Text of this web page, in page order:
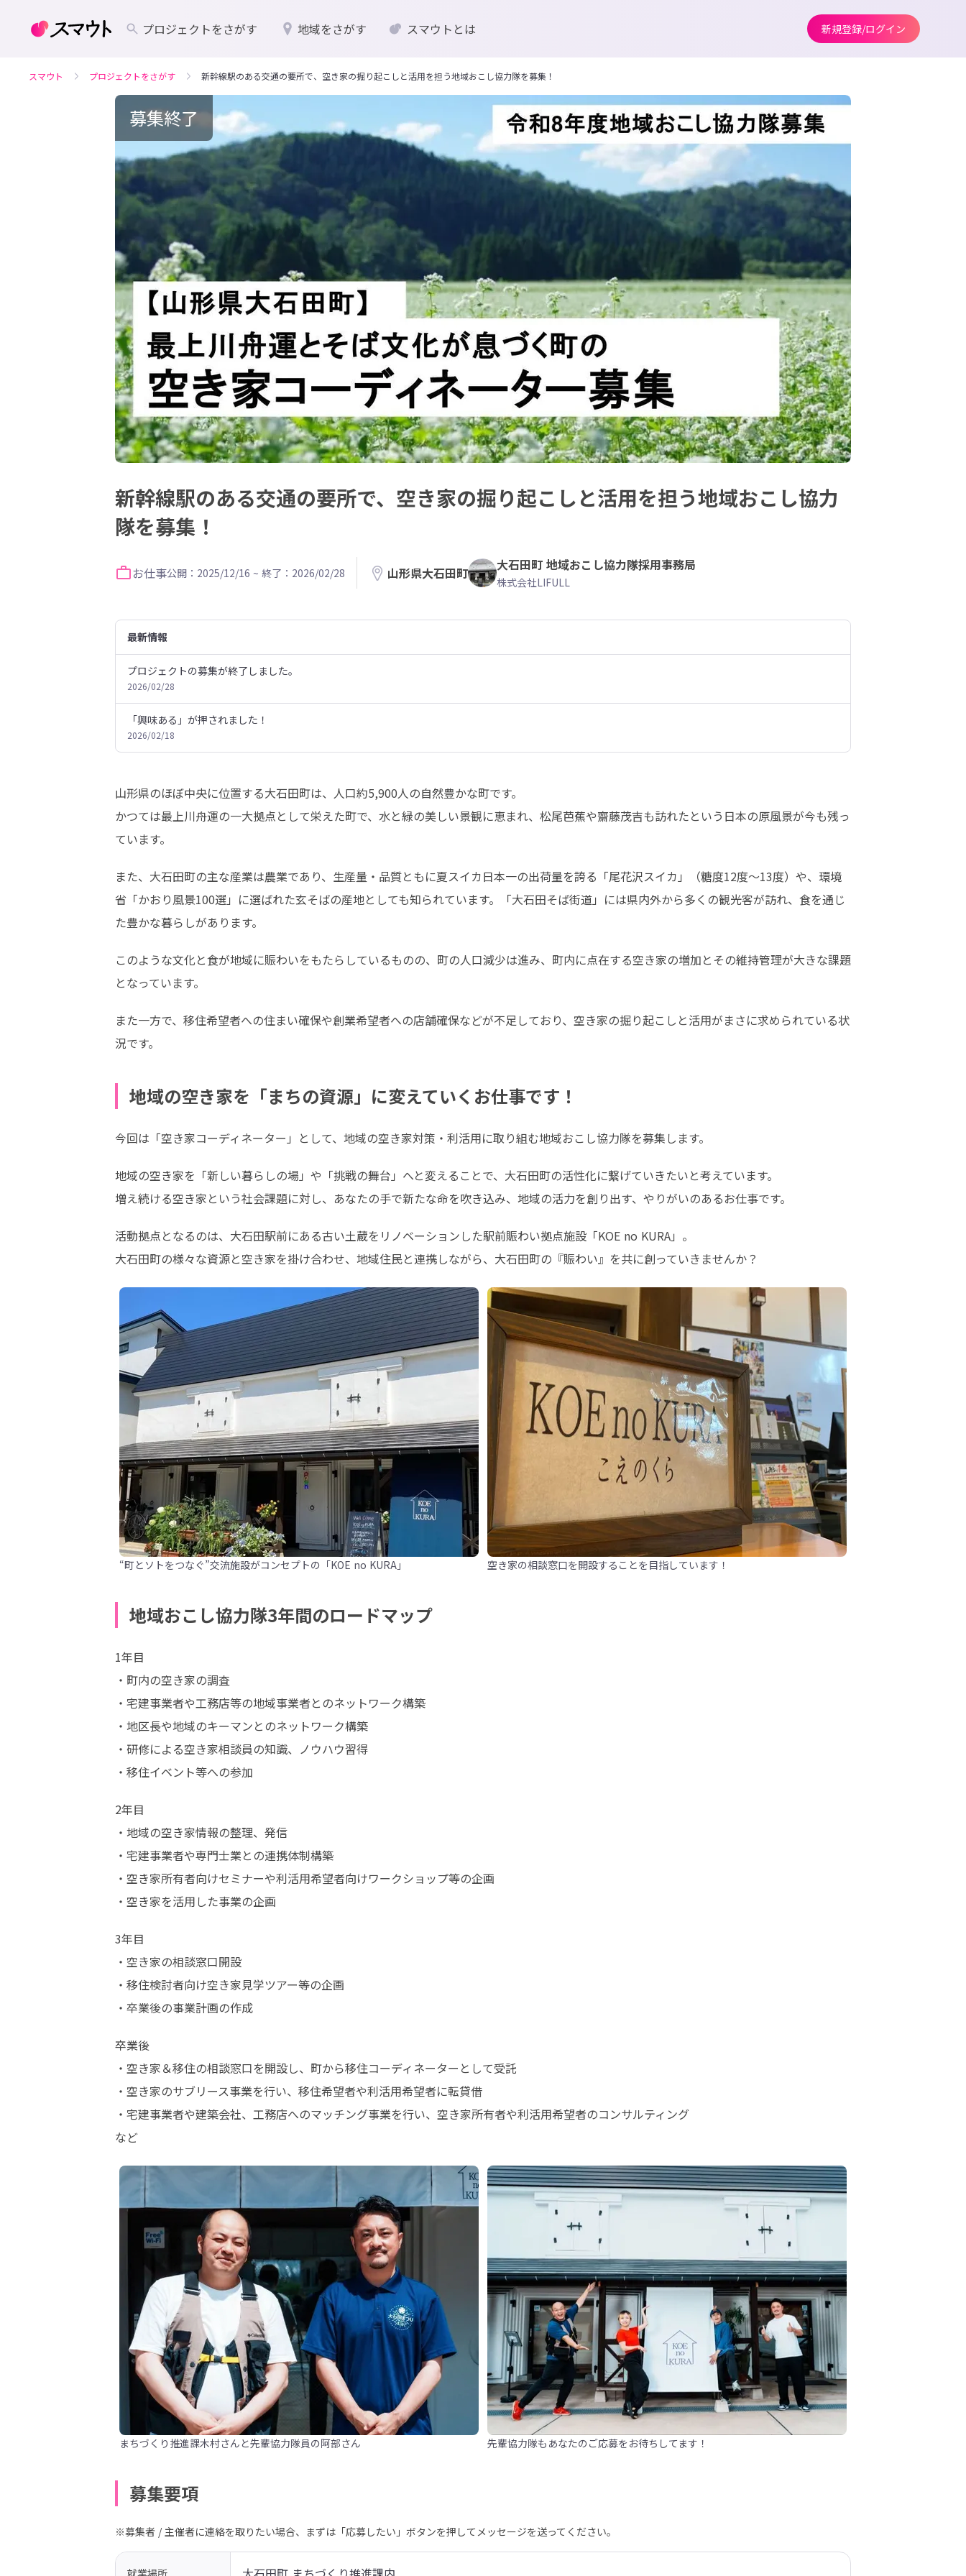
プロジェクトをさがす 地域をさがす スマウトとは 新規登録/ログイン
スマウト プロジェクトをさがす 新幹線駅のある交通の要所で、空き家の掘り起こしと活用を担う地域おこし協力隊を募集！
募集終了
新幹線駅のある交通の要所で、空き家の掘り起こしと活用を担う地域おこし協力
隊を募集！
お仕事公開：2025/12/16 ~ 終了：2026/02/28 山形県大石田町 大石田町 地域おこし協力隊採用事務局
株式会社LIFULL
最新情報
プロジェクトの募集が終了しました。
2026/02/28
「興味ある」が押されました！
2026/02/18
山形県のほぼ中央に位置する大石田町は、人口約5,900人の自然豊かな町です。
かつては最上川舟運の一大拠点として栄えた町で、水と緑の美しい景観に恵まれ、松尾芭蕉や齋藤茂吉も訪れたという日本の原風景が今も残っ
ています。
また、大石田町の主な産業は農業であり、生産量・品質ともに夏スイカ日本一の出荷量を誇る「尾花沢スイカ」（糖度12度〜13度）や、環境
省「かおり風景100選」に選ばれた玄そばの産地としても知られています。「大石田そば街道」には県内外から多くの観光客が訪れ、食を通じ
た豊かな暮らしがあります。
このような文化と食が地域に賑わいをもたらしているものの、町の人口減少は進み、町内に点在する空き家の増加とその維持管理が大きな課題
となっています。
また一方で、移住希望者への住まい確保や創業希望者への店舗確保などが不足しており、空き家の掘り起こしと活用がまさに求められている状
況です。
地域の空き家を「まちの資源」に変えていくお仕事です！
今回は「空き家コーディネーター」として、地域の空き家対策・利活用に取り組む地域おこし協力隊を募集します。
地域の空き家を「新しい暮らしの場」や「挑戦の舞台」へと変えることで、大石田町の活性化に繋げていきたいと考えています。
増え続ける空き家という社会課題に対し、あなたの手で新たな命を吹き込み、地域の活力を創り出す、やりがいのあるお仕事です。
活動拠点となるのは、大石田駅前にある古い土蔵をリノベーションした駅前賑わい拠点施設「KOE no KURA」。
大石田町の様々な資源と空き家を掛け合わせ、地域住民と連携しながら、大石田町の『賑わい』を共に創っていきませんか？
“町とソトをつなぐ”交流施設がコンセプトの「KOE no KURA」 空き家の相談窓口を開設することを目指しています！
地域おこし協力隊3年間のロードマップ
1年目
・町内の空き家の調査
・宅建事業者や工務店等の地域事業者とのネットワーク構築
・地区長や地域のキーマンとのネットワーク構築
・研修による空き家相談員の知識、ノウハウ習得
・移住イベント等への参加
2年目
・地域の空き家情報の整理、発信
・宅建事業者や専門士業との連携体制構築
・空き家所有者向けセミナーや利活用希望者向けワークショップ等の企画
・空き家を活用した事業の企画
3年目
・空き家の相談窓口開設
・移住検討者向け空き家見学ツアー等の企画
・卒業後の事業計画の作成
卒業後
・空き家＆移住の相談窓口を開設し、町から移住コーディネーターとして受託
・空き家のサブリース事業を行い、移住希望者や利活用希望者に転貸借
・宅建事業者や建築会社、工務店へのマッチング事業を行い、空き家所有者や利活用希望者のコンサルティング
など
まちづくり推進課木村さんと先輩協力隊員の阿部さん 先輩協力隊もあなたのご応募をお待ちしてます！
募集要項
※募集者 / 主催者に連絡を取りたい場合、まずは「応募したい」ボタンを押してメッセージを送ってください。
就業場所